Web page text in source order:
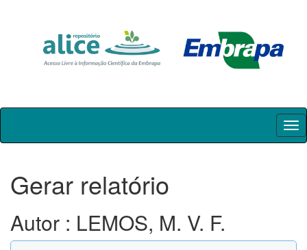
Skip
Gerar relatório
Autor : LEMOS, M. V. F.